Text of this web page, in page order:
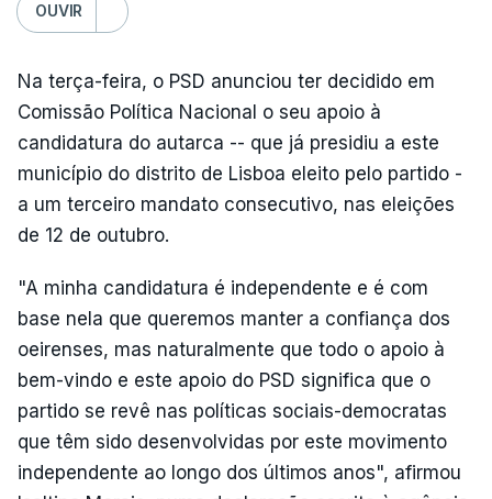
OUVIR
Na terça-feira, o PSD anunciou ter decidido em
Comissão Política Nacional o seu apoio à
candidatura do autarca -- que já presidiu a este
município do distrito de Lisboa eleito pelo partido -
a um terceiro mandato consecutivo, nas eleições
de 12 de outubro.
"A minha candidatura é independente e é com
base nela que queremos manter a confiança dos
oeirenses, mas naturalmente que todo o apoio à
bem-vindo e este apoio do PSD significa que o
partido se revê nas políticas sociais-democratas
que têm sido desenvolvidas por este movimento
independente ao longo dos últimos anos", afirmou